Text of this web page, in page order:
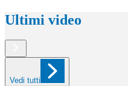
Ultimi video
Vedi tutti